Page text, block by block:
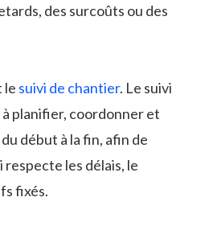
des surcoûts ou des
le suivi de chantier. Le suivi
planifier, coordonner et
début à la fin, afin de
les délais, le
fixés.